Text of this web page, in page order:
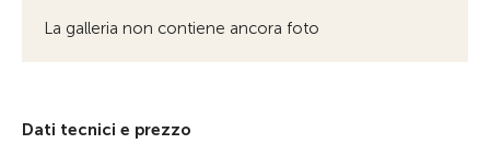
La galleria non contiene ancora foto
Dati tecnici e prezzo